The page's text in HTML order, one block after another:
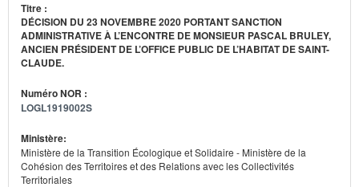
Titre :
DÉCISION DU 23 NOVEMBRE 2020 PORTANT SANCTION
ADMINISTRATIVE À L’ENCONTRE DE MONSIEUR PASCAL BRULEY,
ANCIEN PRÉSIDENT DE L’OFFICE PUBLIC DE L’HABITAT DE SAINT-
CLAUDE.
Numéro NOR :
LOGL1919002S
Ministère:
Ministère de la Transition Écologique et Solidaire - Ministère de la
Cohésion des Territoires et des Relations avec les Collectivités
Territoriales